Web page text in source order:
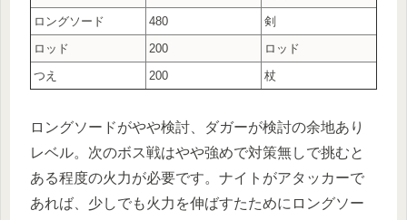
ロングソード
480
剣
ロッド
200
ロッド
つえ
200 杖
ロングソードがやや検討、ダガーが検討の余地あり
レベル。次のボス戦はやや強めで対策無しで挑むと
ある程度の火力が必要です。ナイトがアタッカーで
あれば、少しでも火力を伸ばすたためにロングソー